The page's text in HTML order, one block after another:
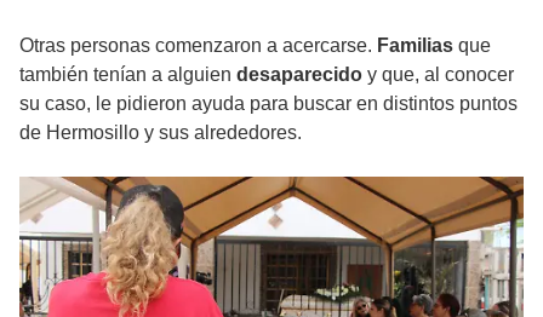
Otras personas comenzaron a acercarse. Familias que
también tenían a alguien desaparecido y que, al conocer
su caso, le pidieron ayuda para buscar en distintos puntos
de Hermosillo y sus alrededores.